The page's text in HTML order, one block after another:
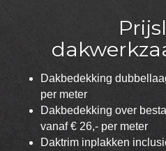
1ste uur
Standaard